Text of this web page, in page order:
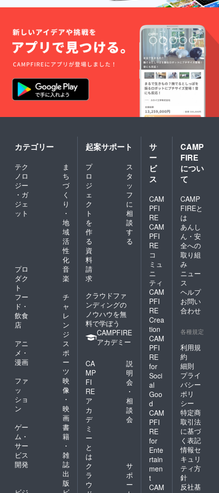
かりました…。戻ってきた
送料。今後の検査費やサプ
リメント代に一先ず回しま
す。滞納していた保険料な
でもう少し落ち着いてきた
ら私も支援のお手伝いを微
力ですがご協力していきま
を行った日の活動報告にそ
ります。どうかご参照くだ
さい。次の活動報告は10月1
日。経過観察に入って初め
ての検診になります。数値
が下がっている子もいるみ
たい…。本当にドキドキで
心配性の私は今から不安で
仕方ありません。何事もあ
りませんように。毎日そう
願わずにはいられません。
長くなりましたが今までの
収支報告になります。あり
がとうございました!!!陽向マ
マ キクチ
カテゴリー
テク
ノロ
ジー
・ガ
ジェ
ット
ま
ち
づ
く
り
・
地
域
活
性
化
プロ
ダク
ト
音
楽
フー
ド・
飲食
店
チ
ャ
レ
ン
ジ
アニ
メ・
漫画
ス
ポ
ー
ツ
ファ
ッ
ショ
ン
映
像
・
映
画
ゲー
ム・
サー
ビス
開発
書
籍
・
雑
誌
出
版
起案サポート
プ
ロ
ジ
ェ
ク
ト
を
作
る
ス
タ
ッ
フ
に
相
談
す
る
資
料
請
求
クラウドファ
ンディングの
ノウハウを無
料で学ぼう
CAMPFIRE
アカデミー
CA
MP
FI
RE
ア
カ
デ
ミ
ー
と
は
説
明
会
・
相
談
会
ク
ラ
ウ
サ
ポ
ー
サ
ー
ビ
ス
CAM
PFI
RE
CAM
PFI
RE
コ
ミュ
ニ
ティ
CAM
PFI
RE
Crea
tion
CAM
PFI
RE
for
Soci
al
Goo
d
CAM
PFI
RE
for
Ente
rtain
men
t
CAM
CAMP
FIRE
につい
て
CAMP
FIREと
は
あんし
ん・安
全への
取り組
み
ニュー
ス
ヘルプ
お問い
合わせ
各種規定
利用規
約
細則
プライ
バシー
ポリ
シー
特定商
取引法
に基づ
く表記
情報セ
キュリ
ティ方
針
反社基